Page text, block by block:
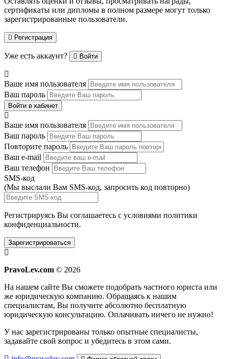
сертификаты или дипломы в полном размере могут только
зарегистрированные пользователи.
Регистрация
Уже есть аккаунт? Войти
Ваше имя пользователя
Ваш пароль
Войти в кабинет
Ваше имя пользователя
Ваш пароль
Повторите пароль
Ваш e-mail
Ваш телефон
SMS-код
(Мы выслали Вам SMS-код, запросить код повторно)
Регистрируясь Вы соглашаетесь с условиями политики
конфиденциальности.
Зарегистрироваться
PravoLev.com © 2026
На нашем сайте Вы сможете подобрать частного юриста или
же юридическую компанию. Обращаясь к нашим
специалистам, Вы получите абсолютно бесплатную
юридическую консультацию. Оплачивать ничего не нужно!
У нас зарегистрированы только опытные специалисты,
задавайте свой вопрос и убедитесь в этом сами.